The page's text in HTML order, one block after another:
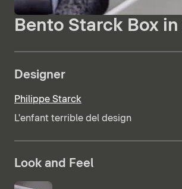
Bento Starck Box
Designer
Philippe Starck
L'enfant terrible del design
Look and Feel